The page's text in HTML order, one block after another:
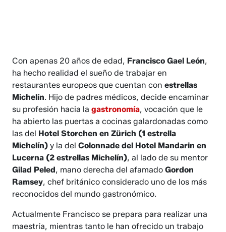
Con apenas 20 años de edad, Francisco Gael León,
ha hecho realidad el sueño de trabajar en
restaurantes europeos que cuentan conestrellas
Michelín. Hijo de padres médicos, decide encaminar
su profesión hacia lagastronomía, vocación que le
ha abierto las puertas a cocinas galardonadas como
las del Hotel Storchen en Zürich (1 estrella
Michelín) y la delColonnade del Hotel Mandarin en
Lucerna (2 estrellas Michelín), al lado de su mentor
Gilad Peled, mano derecha del afamadoGordon
Ramsey, chef británico considerado uno de los más
reconocidos del mundo gastronómico.
Actualmente Francisco se prepara para realizar una
maestría, mientras tanto le han ofrecido un trabajo